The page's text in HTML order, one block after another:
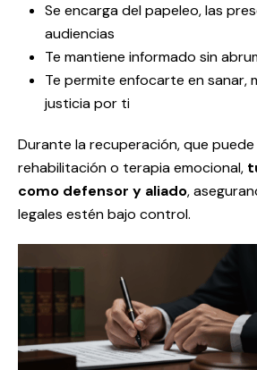
Se encarga del papeleo, las
audiencias
Te mantiene informado sin
Te permite enfocarte en sanar,
justicia por ti
Durante la recuperación, que puede
rehabilitación o terapia emocional,
como defensor y aliado,
legales estén bajo control.